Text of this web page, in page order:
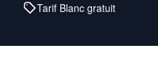
Tarif Blanc gratuit